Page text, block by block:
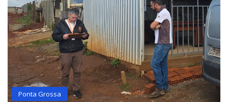
Ponta Grossa